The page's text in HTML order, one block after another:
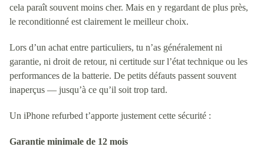
cela paraît souvent moins cher. Mais en y regardant de plus près,
le reconditionné est clairement le meilleur choix.
Lors d’un achat entre particuliers, tu n’as généralement ni
garantie, ni droit de retour, ni certitude sur l’état technique ou les
performances de la batterie. De petits défauts passent souvent
inaperçus — jusqu’à ce qu’il soit trop tard.
Un iPhone refurbed t’apporte justement cette sécurité :
Garantie minimale de 12 mois